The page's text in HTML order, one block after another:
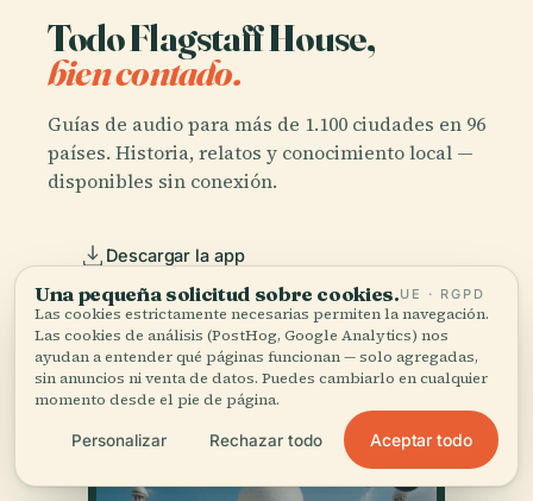
Todo Flagstaff House,
bien contado.
Guías de audio para más de 1.100 ciudades en 96
países. Historia, relatos y conocimiento local —
disponibles sin conexión.
Descargar la app
Únete a más de 50.000 viajeros
Una pequeña solicitud sobre cookies.UE · RGPD
Las cookies estrictamente necesarias permiten la navegación.
Las cookies de análisis (PostHog, Google Analytics) nos
ayudan a entender qué páginas funcionan — solo agregadas,
sin anuncios ni venta de datos. Puedes cambiarlo en cualquier
momento desde el pie de página.
Personalizar Rechazar todo Aceptar todo